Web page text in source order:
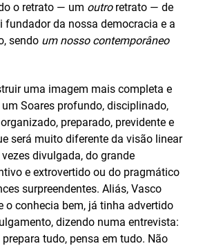
o retrato — um outroretrato — de
fundador da nossa democracia e a
sendo um nosso contemporâneo
uma imagem mais completa e
Soares profundo, disciplinado,
preparado, previdente e
será muito diferente da visão linear
divulgada, do grande
e extrovertido ou do pragmático
surpreendentes. Aliás, Vasco
o conhecia bem, já tinha advertido
dizendo numa entrevista:
tudo, pensa em tudo. Não